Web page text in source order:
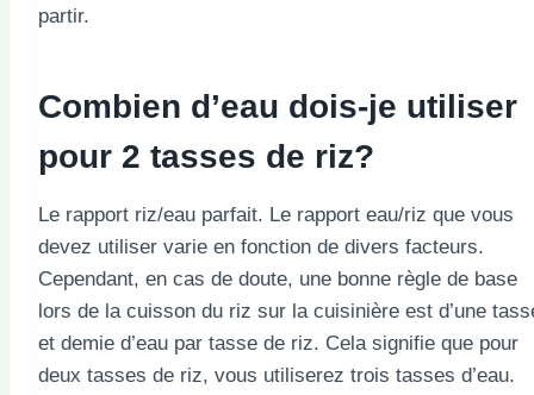
partir.
Combien d’eau dois-je utiliser
pour 2 tasses de riz?
Le rapport riz/eau parfait. Le rapport eau/riz que vous
devez utiliser varie en fonction de divers facteurs.
Cependant, en cas de doute, une bonne règle de base
lors de la cuisson du riz sur la cuisinière est d’une
et demie d’eau par tasse de riz. Cela signifie que pour
deux tasses de riz, vous utiliserez trois tasses d’eau.